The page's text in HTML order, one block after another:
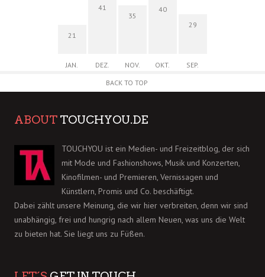
21
JAN.
41
DEZ.
35
NOV.
40
OKT.
29
SEP.
BACK TO TOP
ABOUT TOUCHYOU.DE
TOUCHYOU ist ein Medien- und Freizeitblog, der sich
mit Mode und Fashionshows, Musik und Konzerten,
Kinofilmen- und Premieren, Vernissagen und
Künstlern, Promis und Co. beschäftigt.
Dabei zählt unsere Meinung, die wir hier verbreiten, denn wir sind
unabhängig, frei und hungrig nach allem Neuen, was uns die Welt
zu bieten hat. Sie liegt uns zu Füßen.